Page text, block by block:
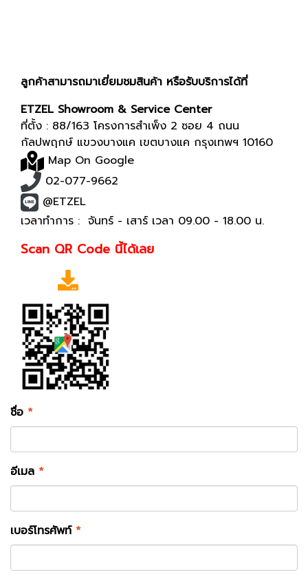
ลูกค้าสามารถมาเยี่ยมชมสินค้า หรือรับบริการได้ที่
ETZEL Showroom & Service Center
ที่ตั้ง : 88/163 โครงการสำเพ็ง 2 ซอย 4 ถนน
กัลปพฤกษ์ แขวงบางแค เขตบางแค กรุงเทพฯ 10160
Map On Google
02-077-9662
@ETZEL
เวลาทำการ : จันทร์ - เสาร์ เวลา 09.00 - 18.00 น.
Scan QR Code นี้ได้เลย
ชื่อ *
อีเมล *
เบอร์โทรศัพท์*